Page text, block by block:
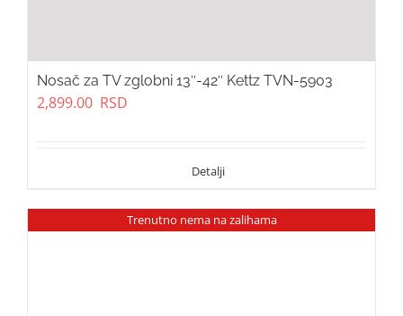
Nosač za TV zglobni 13″-42″ Kettz TVN-5903
2,899.00 RSD
Trenutno nema na zalihama